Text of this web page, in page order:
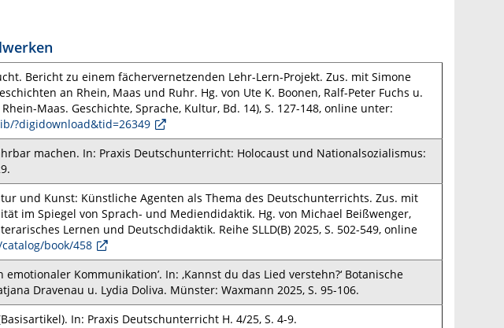
Bericht zu einem fächervernetzenden Lehr-Lern-Projekt. Zus. mit Simone
an Rhein, Maas und Ruhr. Hg. von Ute K. Boonen, Ralf-Peter Fuchs u.
Maas. Geschichte, Sprache, Kultur, Bd. 14), S. 127-148, online unter:
?digidownload&tid=26349
machen. In: Praxis Deutschunterricht: Holocaust und Nationalsozialismus:
und Kunst: Künstliche Agenten als Thema des Deutschunterrichts. Zus. mit
im Spiegel von Sprach- und Mediendidaktik. Hg. von Michael Beißwenger,
Lernen und Deutschdidaktik. Reihe SLLD(B) 2025, S. 502-549, online
book/458
Kommunikation’. In: ‚Kannst du das Lied verstehn?‘ Botanische
Dravenau u. Lydia Doliva. Münster: Waxmann 2025, S. 95-106.
In: Praxis Deutschunterricht H. 4/25, S. 4-9.